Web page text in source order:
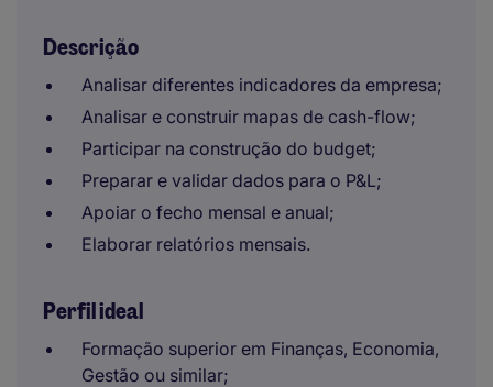
Descrição
Analisar diferentes indicadores da empresa;
Analisar e construir mapas de cash-flow;
Participar na construção do budget;
Preparar e validar dados para o P&L;
Apoiar o fecho mensal e anual;
Elaborar relatórios mensais.
Perfil ideal
Formação superior em Finanças, Economia,
Gestão ou similar;